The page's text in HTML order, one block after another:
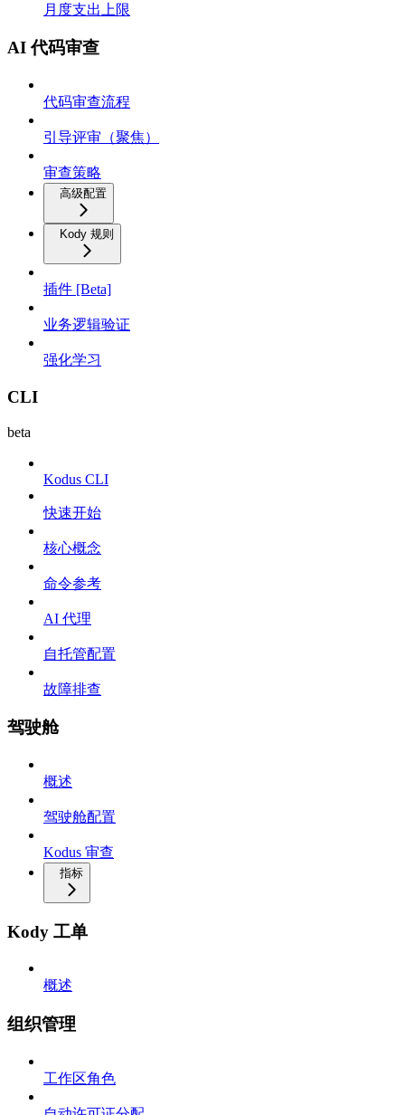
月度支出上限
AI 代码审查
代码审查流程
引导评审（聚焦）
审查策略
高级配置
Kody 规则
插件 [Beta]
业务逻辑验证
强化学习
CLI
beta
Kodus CLI
快速开始
核心概念
命令参考
AI 代理
自托管配置
故障排查
驾驶舱
概述
驾驶舱配置
Kodus 审查
指标
Kody 工单
概述
组织管理
工作区角色